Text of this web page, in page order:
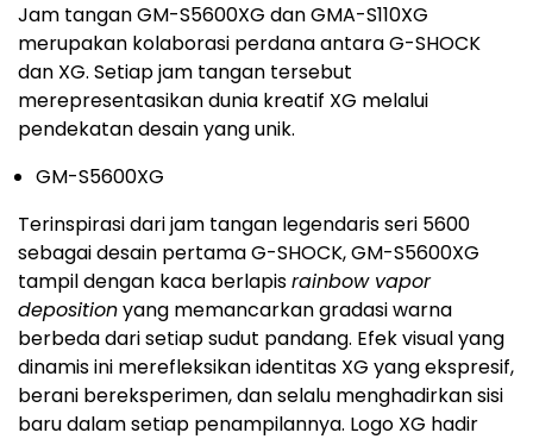
Jam tangan GM-S5600XG dan GMA-S110XG
merupakan kolaborasi perdana antara G-SHOCK
dan XG. Setiap jam tangan tersebut
merepresentasikan dunia kreatif XG melalui
pendekatan desain yang unik.
GM-S5600XG
Terinspirasi dari jam tangan legendaris seri 5600
sebagai desain pertama G-SHOCK, GM-S5600XG
tampil dengan kaca berlapisrainbow vapor
depositionyang memancarkan gradasi warna
berbeda dari setiap sudut pandang. Efek visual yang
dinamis ini merefleksikan identitas XG yang ekspresif,
berani bereksperimen, dan selalu menghadirkan sisi
baru dalam setiap penampilannya. Logo XG hadir